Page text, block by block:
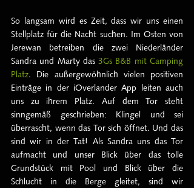
So langsam wird es Zeit, dass wir uns einen
Stellplatz für die Nacht suchen. Im Osten von
Jerewan betreiben die zwei Niederländer
Sandra und Marty das 3Gs B&B mit Camping
Platz. Die außergewöhnlich vielen positiven
Einträge in der iOverlander App leiten auch
uns zu ihrem Platz. Auf dem Tor steht
sinngemäß geschrieben: Klingel und sei
überrascht, wenn das Tor sich öffnet. Und das
sind wir in der Tat! Als Sandra uns das Tor
aufmacht und unser Blick über das tolle
Grundstück mit Pool und Blick über die
Schlucht in die Berge gleitet, sind wir